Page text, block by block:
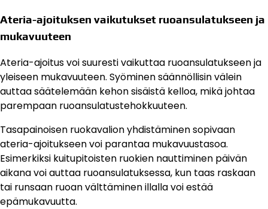
Ateria-ajoituksen vaikutukset ruoansulatukseen ja
mukavuuteen
Ateria-ajoitus voi suuresti vaikuttaa ruoansulatukseen ja
yleiseen mukavuuteen. Syöminen säännöllisin välein
auttaa säätelemään kehon sisäistä kelloa, mikä johtaa
parempaan ruoansulatustehokkuuteen.
Tasapainoisen ruokavalion yhdistäminen sopivaan
ateria-ajoitukseen voi parantaa mukavuustasoa.
Esimerkiksi kuitupitoisten ruokien nauttiminen päivän
aikana voi auttaa ruoansulatuksessa, kun taas raskaan
tai runsaan ruoan välttäminen illalla voi estää
epämukavuutta.